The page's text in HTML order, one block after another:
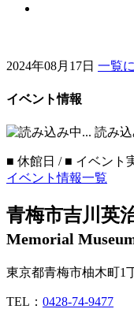
2024年08月17日 一覧
イベント情報
読み
■ 休館日 / ■ イベント
イベント情報一覧
青梅市吉川英
Memorial
東京都青梅市柚木町1
TEL： 0428-74-9477